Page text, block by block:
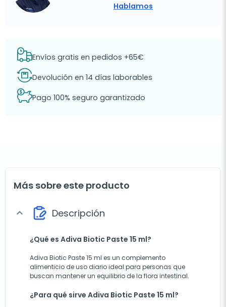
Hablamos
Envíos gratis en pedidos +65€
Devolución en 14 días laborables
Pago 100% seguro garantizado
Más sobre este producto
expand_more Descripción
¿Qué es Adiva Biotic Paste 15 ml?
Adiva Biotic Paste 15 ml es un complemento
alimenticio de uso diario ideal para personas que
buscan mantener un equilibrio de la flora intestinal.
¿Para qué sirve Adiva Biotic Paste 15 ml?